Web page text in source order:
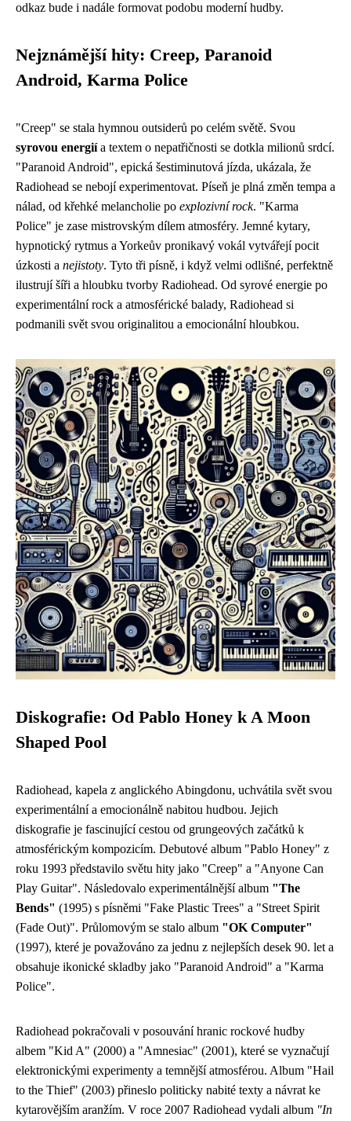
odkaz bude i nadále formovat podobu moderní hudby.
Nejznámější hity: Creep, Paranoid
Android, Karma Police
"Creep" se stala hymnou outsiderů po celém světě. Svou
syrovou energiía textem o nepatřičnosti se dotkla milionů srdcí.
"Paranoid Android", epická šestiminutová jízda, ukázala, že
Radiohead se nebojí experimentovat. Píseň je plná změn tempa a
nálad, od křehké melancholie po explozivní rock. "Karma
Police" je zase mistrovským dílem atmosféry. Jemné kytary,
hypnotický rytmus a Yorkeův pronikavý vokál vytvářejí pocit
úzkosti a nejistoty. Tyto tři písně, i když velmi odlišné, perfektně
ilustrují šíři a hloubku tvorby Radiohead. Od syrové energie po
experimentální rock a atmosférické balady, Radiohead si
podmanili svět svou originalitou a emocionální hloubkou.
Diskografie: Od Pablo Honey k A Moon
Shaped Pool
Radiohead, kapela z anglického Abingdonu, uchvátila svět svou
experimentální a emocionálně nabitou hudbou. Jejich
diskografie je fascinující cestou od grungeových začátků k
atmosférickým kompozicím. Debutové album "Pablo Honey" z
roku 1993 představilo světu hity jako "Creep" a "Anyone Can
Play Guitar". Následovalo experimentálnější album "The
Bends" (1995) s písněmi "Fake Plastic Trees" a "Street Spirit
(Fade Out)". Průlomovým se stalo album "OK Computer"
(1997), které je považováno za jednu z nejlepších desek 90. let a
obsahuje ikonické skladby jako "Paranoid Android" a "Karma
Police".
Radiohead pokračovali v posouvání hranic rockové hudby
albem "Kid A" (2000) a "Amnesiac" (2001), které se vyznačují
elektronickými experimenty a temnější atmosférou. Album "Hail
to the Thief" (2003) přineslo politicky nabité texty a návrat ke
kytarovějším aranžím. V roce 2007 Radiohead vydali album "In